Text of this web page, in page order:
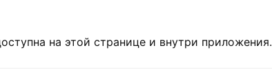
на этой странице и внутри приложения.